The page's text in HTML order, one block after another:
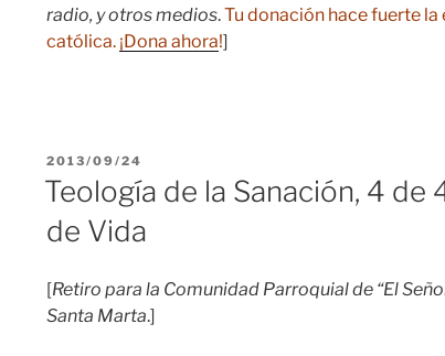
radio, y otros medios.Tu donación hace fuerte
católica. ¡Dona ahora!]
PUBLICADO
EL
2013/09/24
Teología de la Sanación, 4 de
de Vida
[Retiro para la Comunidad Parroquial de “El
Santa Marta.]